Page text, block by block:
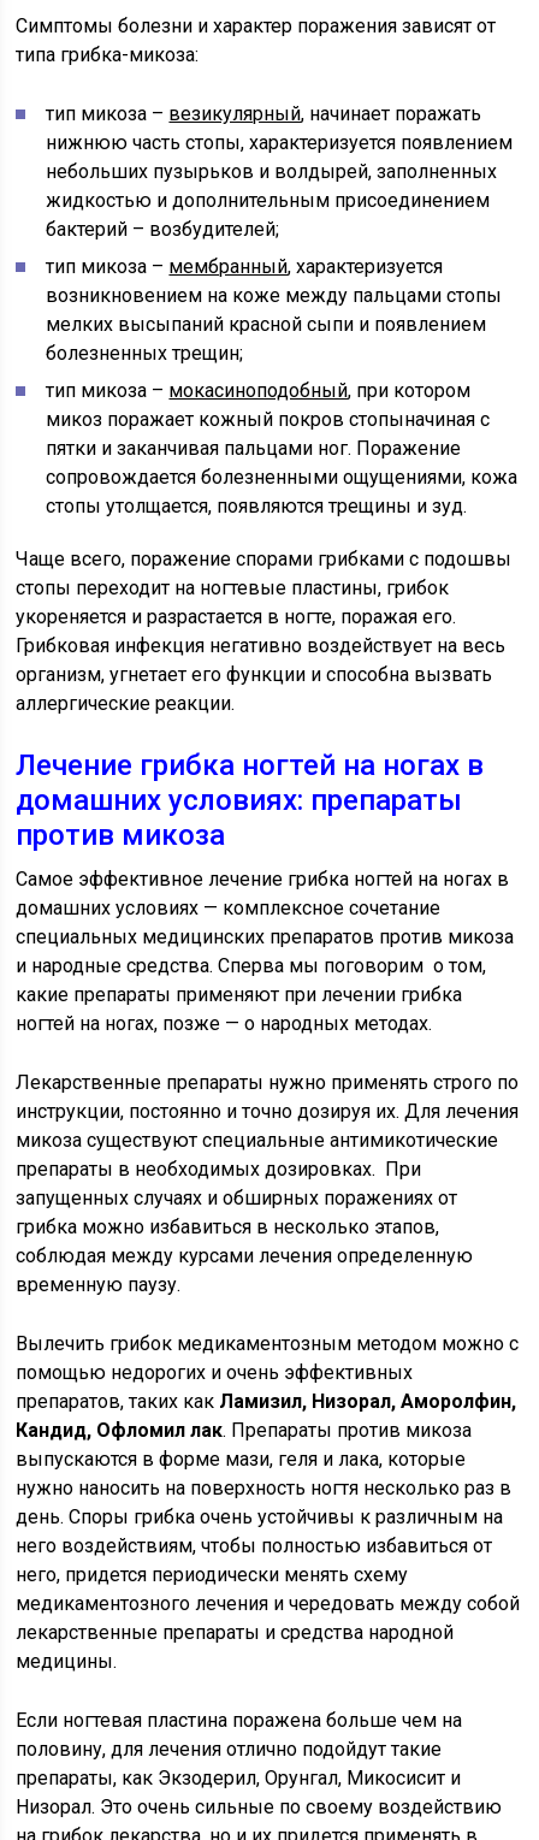
Симптомы болезни и характер поражения зависят от
типа грибка-микоза:
тип микоза – везикулярный, начинает поражать
нижнюю часть стопы, характеризуется появлением
небольших пузырьков и волдырей, заполненных
жидкостью и дополнительным присоединением
бактерий – возбудителей;
тип микоза – мембранный, характеризуется
возникновением на коже между пальцами стопы
мелких высыпаний красной сыпи и появлением
болезненных трещин;
тип микоза – мокасиноподобный, при котором
микоз поражает кожный покров стопыначиная с
пятки и заканчивая пальцами ног. Поражение
сопровождается болезненными ощущениями, кожа
стопы утолщается, появляются трещины и зуд.
Чаще всего, поражение спорами грибками с подошвы
стопы переходит на ногтевые пластины, грибок
укореняется и разрастается в ногте, поражая его.
Грибковая инфекция негативно воздействует на весь
организм, угнетает его функции и способна вызвать
аллергические реакции.
Лечение грибка ногтей на ногах в
домашних условиях: препараты
против микоза
Самое эффективное лечение грибка ногтей на ногах в
домашних условиях — комплексное сочетание
специальных медицинских препаратов против микоза
и народные средства. Сперва мы поговорим о том,
какие препараты применяют при лечении грибка
ногтей на ногах, позже — о народных методах.
Лекарственные препараты нужно применять строго по
инструкции, постоянно и точно дозируя их. Для лечения
микоза существуют специальные антимикотические
препараты в необходимых дозировках. При
запущенных случаях и обширных поражениях от
грибка можно избавиться в несколько этапов,
соблюдая между курсами лечения определенную
временную паузу.
Вылечить грибок медикаментозным методом можно с
помощью недорогих и очень эффективных
препаратов, таких как Ламизил, Низорал, Аморолфин,
Кандид, Офломил лак. Препараты против микоза
выпускаются в форме мази, геля и лака, которые
нужно наносить на поверхность ногтя несколько раз в
день. Споры грибка очень устойчивы к различным на
него воздействиям, чтобы полностью избавиться от
него, придется периодически менять схему
медикаментозного лечения и чередовать между собой
лекарственные препараты и средства народной
медицины.
Если ногтевая пластина поражена больше чем на
половину, для лечения отлично подойдут такие
препараты, как Экзодерил, Орунгал, Микосисит и
Низорал. Это очень сильные по своему воздействию
на грибок лекарства, но и их придется применять в